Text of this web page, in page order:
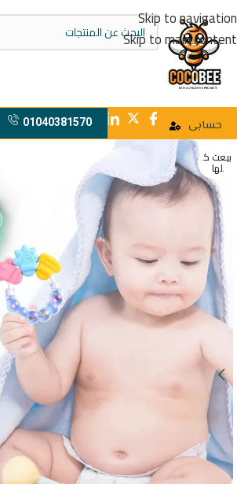
Skip to navigation
Skip to main content
حسابى 01040381570
بيعت ك
لها